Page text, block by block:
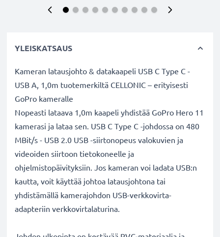
YLEISKATSAUS
Kameran latausjohto & datakaapeli USB C Type C -
USB A, 1,0m tuotemerkiltä CELLONIC – erityisesti
GoPro kameralle
Nopeasti lataava 1,0m kaapeli yhdistää GoPro Hero 11
kamerasi ja lataa sen. USB C Type C -johdossa on 480
MBit/s - USB 2.0 USB -siirtonopeus valokuvien ja
videoiden siirtoon tietokoneelle ja
ohjelmistopäivityksiin. Jos kameran voi ladata USB:n
kautta, voit käyttää johtoa latausjohtona tai
yhdistämällä kamerajohdon USB-verkkovirta-
adapteriin verkkovirtalaturina.